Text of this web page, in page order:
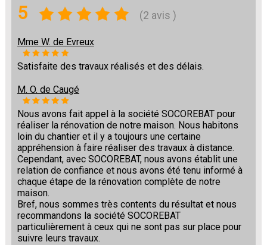
5 (2 avis )
Mme W. de Evreux
Satisfaite des travaux réalisés et des délais.
M. O. de Caugé
Nous avons fait appel à la société SOCOREBAT pour
réaliser la rénovation de notre maison. Nous habitons
loin du chantier et il y a toujours une certaine
appréhension à faire réaliser des travaux à distance.
Cependant, avec SOCOREBAT, nous avons établit une
relation de confiance et nous avons été tenu informé à
chaque étape de la rénovation complète de notre
maison.
Bref, nous sommes très contents du résultat et nous
recommandons la société SOCOREBAT
particulièrement à ceux qui ne sont pas sur place pour
suivre leurs travaux.